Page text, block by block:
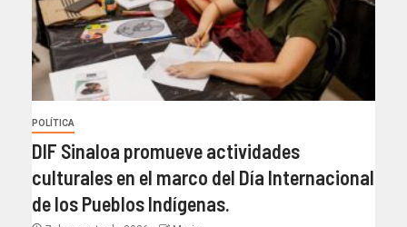
POLÍTICA
DIF Sinaloa promueve actividades
culturales en el marco del Día Internacional
de los Pueblos Indígenas.